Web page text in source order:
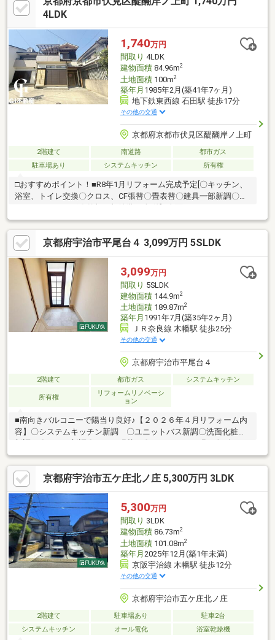
4LDK
1,740万円
間取り 4LDK
建物面積84.96m2
土地面積100m2
築年月 1985年2月(築41年7ヶ月)
地下鉄東西線 石田駅 徒歩17分
その他の交通
京都府京都市伏見区醍醐岸ノ上町
2階建て 南道路
都市ガス
駐車場あり
システムキッチン 所有権
□おすすめポイント！■R8年1月リフォーム完成予定[〇キッチン、
浴室、トイレ交換〇クロス、CF張替〇畳表替〇建具一部新調〇ハ
ー付きで陽当り良好♪洗濯物が良く乾きそう♪■全居室6帖以上収納
付きで利便性◎■駐車スペースもございます♪□近隣環境■地下鉄
「石田」徒歩15分■日野小学校 徒歩7分■春日丘中学校 徒歩8分■サ
ンディ醍醐店 徒歩10分 当日の見学やご予約受付中！物件の詳細
は、GI不動産までご相談ください公式LINEやお電話でご連絡いた
だけます♪
京都府宇治市平尾台４ 3,099万円 5SLDK
3,099万円
間取り 5SLDK
建物面積144.9m2
土地面積189.87m2
築年月 1991年7月(築35年2ヶ月)
ＪＲ奈良線 木幡駅 徒歩25分
その他の交通
京都府宇治市平尾台４
2階建て 都市ガス システムキッチン
所有権
リフォームリノベーシ
ョン
■南向きバルコニーで陽当り良好♪【２０２６年４月リフォーム内
容】〇システムキッチン新調 〇ユニットバス新調〇洗面化粧台
ライト新設 〇建具枠交換〇畳表替 〇襖張替 〇障子張替〇給
湯器新調 〇分電盤新調〇外壁・屋根・擁壁塗装〇バルコニー防
水〇ハウスクリーニング【周辺施設】〇ローソン宇治木幡平尾店
まで 徒歩７分（４９０ｍ）〇フレンドマート御蔵山店まで 徒
歩８分（６３０ｍ）〇ドラッグユタカ宇治御蔵山店まで 徒歩７
分（５６０ｍ）〇医療法人新生十全会なごみの里病院まで 徒歩
１７分（１２９０ｍ）☆周辺施設も充実♪
京都府宇治市五ケ庄北ノ庄 5,300万円 3LDK
5,300万円
間取り 3LDK
建物面積86.73m2
土地面積101.08m2
築年月 2025年12月(築1年未満)
京阪宇治線 木幡駅 徒歩12分
その他の交通
京都府宇治市五ケ庄北ノ庄
2階建て 駐車場あり
駐車2台
システムキッチン
オール電化 浴室乾燥機